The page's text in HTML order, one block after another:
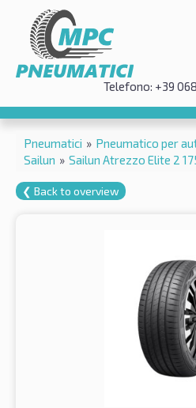
Telefono: +39
Pneumatici » Pneumatico per
Sailun » Sailun Atrezzo Elite 2
❮ Back to overview